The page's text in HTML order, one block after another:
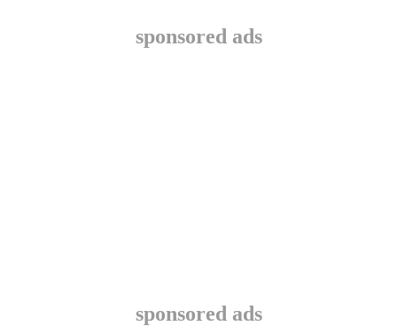
sponsored ads
sponsored ads